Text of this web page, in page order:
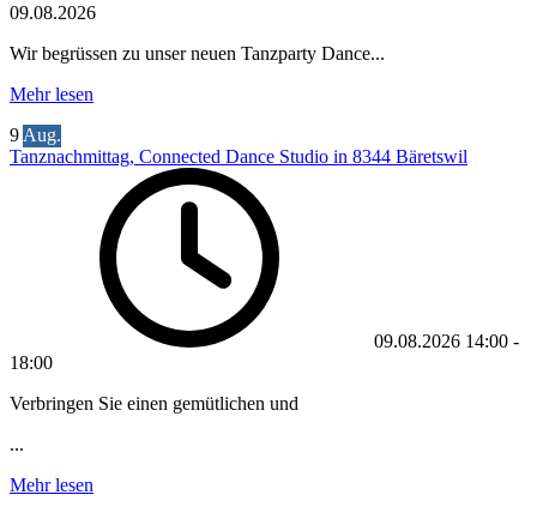
09.08.2026
Wir begrüssen zu unser neuen Tanzparty Dance...
Mehr lesen
9 Aug.
Tanznachmittag, Connected Dance Studio in 8344 Bäretswil
09.08.2026 14:00 -
18:00
Verbringen Sie einen gemütlichen und
...
Mehr lesen